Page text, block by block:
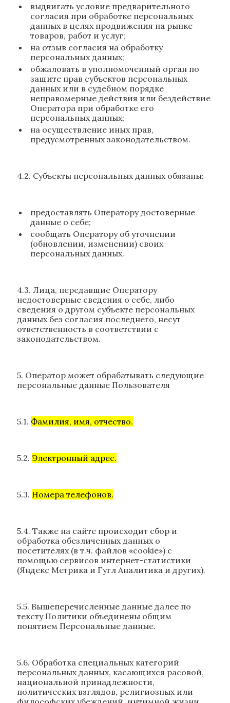
выдвигать условие предварительного
согласия при обработке персональных
данных в целях продвижения на рынке
товаров, работ и услуг;
на отзыв согласия на обработку
персональных данных;
обжаловать в уполномоченный орган по
защите прав субъектов персональных
данных или в судебном порядке
неправомерные действия или бездействие
Оператора при обработке его
персональных данных;
на осуществление иных прав,
предусмотренных законодательством.
4.2. Субъекты персональных данных обязаны:
предоставлять Оператору достоверные
данные о себе;
сообщать Оператору об уточнении
(обновлении, изменении) своих
персональных данных.
4.3. Лица, передавшие Оператору
недостоверные сведения о себе, либо
сведения о другом субъекте персональных
данных без согласия последнего, несут
ответственность в соответствии с
законодательством.
5. Оператор может обрабатывать следующие
персональные данные Пользователя
5.1. Фамилия, имя, отчество.
5.2. Электронный адрес.
5.3. Номера телефонов.
5.4. Также на сайте происходит сбор и
обработка обезличенных данных о
посетителях (в т.ч. файлов «cookie») с
помощью сервисов интернет-статистики
(Яндекс Метрика и Гугл Аналитика и других).
5.5. Вышеперечисленные данные далее по
тексту Политики объединены общим
понятием Персональные данные.
5.6. Обработка специальных категорий
персональных данных, касающихся расовой,
национальной принадлежности,
политических взглядов, религиозных или